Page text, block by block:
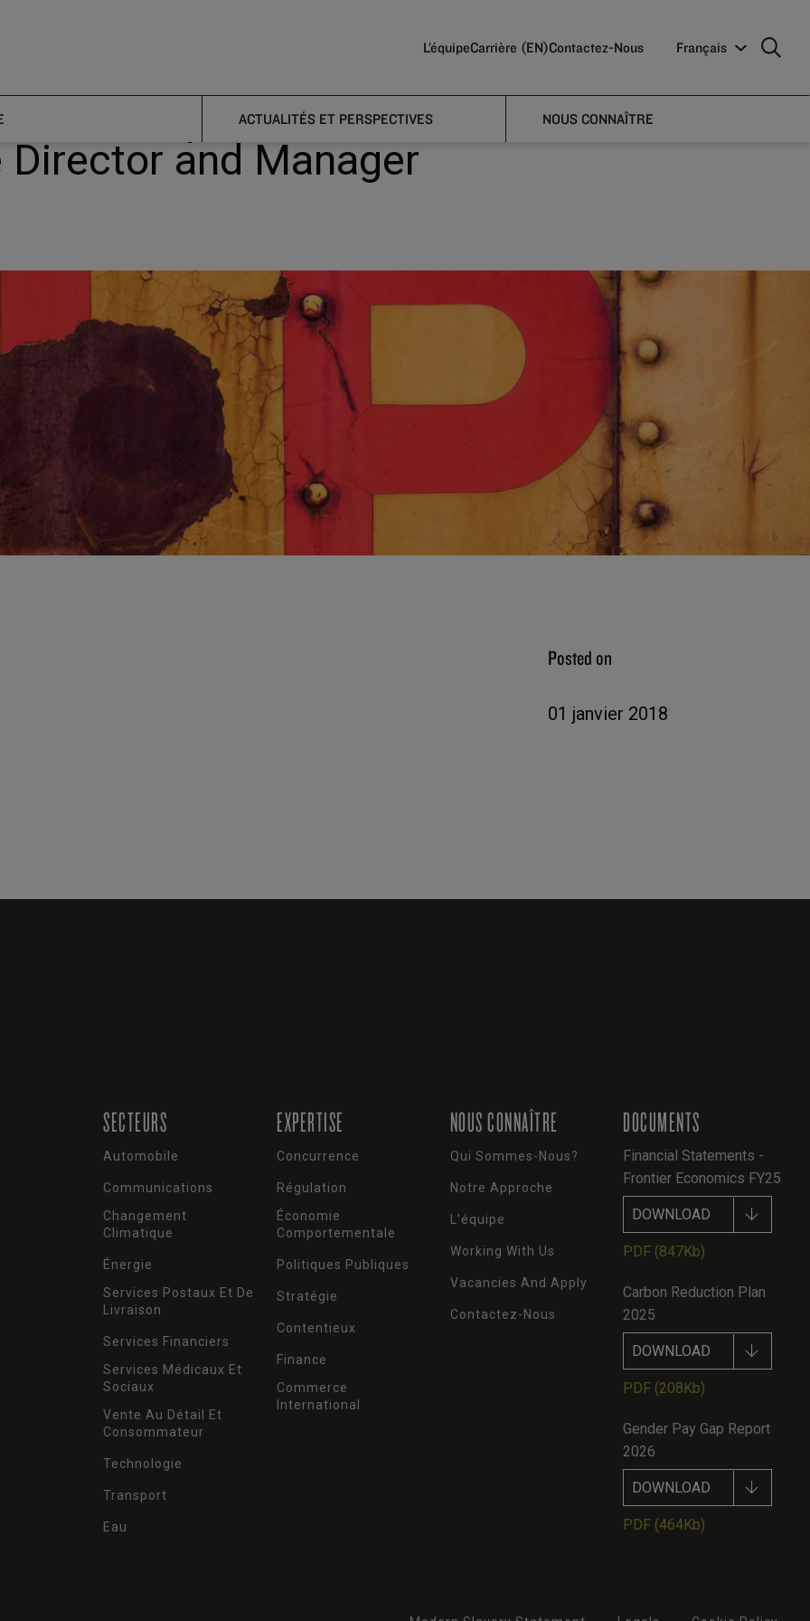
L’équipeCarrière (EN)Contactez-Nous Français
ACTUALITÉS ET PERSPECTIVES NOUS CONNAÎTRE
promotions to
and Manager
Posted on
01 janvier 2018
SECTEURS
Automobile
Communications
Changement
Climatique
Énergie
Services Postaux Et De
Livraison
Services Financiers
Services Médicaux Et
Sociaux
Vente Au Détail Et
Consommateur
Technologie
Transport
Eau
EXPERTISE
Concurrence
Régulation
Économie
Comportementale
Politiques Publiques
Stratégie
Contentieux
Finance
Commerce
International
NOUS CONNAÎTRE
Qui Sommes-Nous?
Notre Approche
L’équipe
Working With Us
Vacancies And Apply
Contactez-Nous
DOCUMENTS
Financial Statements -
Frontier Economics FY25
DOWNLOAD
PDF (847Kb)
Carbon Reduction Plan
2025
DOWNLOAD
PDF (208Kb)
Gender Pay Gap Report
2026
DOWNLOAD
PDF (464Kb)